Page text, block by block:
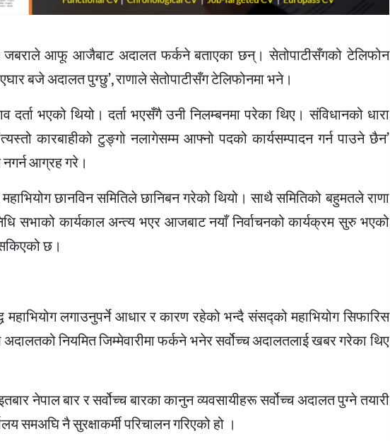
जबराले आफू आजैबाट अदालत फर्कने बताएका छन्। सेतोपाटीसँगको टेलिफोन
बजे अदालत पुग्छु’, राणाले सेतोपाटीसँग टेलिफोनमा भने।
भएको थियो। दर्ता भएसँगै उनी निलम्बनमा परेका थिए। संविधानको धारा
कारबाहीको टुङ्गो नलागेसम्म आफ्नो पदको कार्यसम्पादन गर्न पाउने छैन’
आग्रह गरे।
छानविन समितिले छानिबन गरेको थियो। साथै समितिको बहुमतले राणा
सभाको कार्यकाल अन्त्य भएर आजबाट नयाँ निर्वाचनको कार्यक्रम सुरु भएको
छ।
महाभियोग लगाउनुपर्ने आधार र कारण रहेको भन्दै संसद्को महाभियोग सिफारिस
नियमित जिम्मेवारीमा फर्कने भनेर सर्वोच्च अदालतलाई खबर गरेका थिए
नेपाल बार र सर्वोच्च बारका कानुन व्यवसायीहरू सर्वोच्च अदालत पुग्ने तयारी
समअ‍घि नै सुरक्षाकर्मी परिचालन गरिएको हो ।